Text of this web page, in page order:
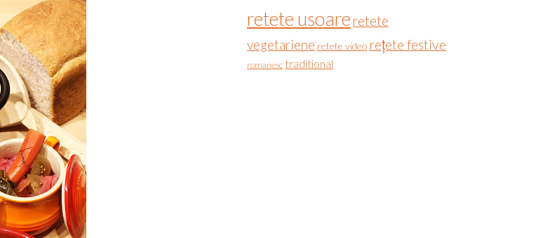
retete usoare retete
vegetariene retete video rețete festive
romanesc traditional